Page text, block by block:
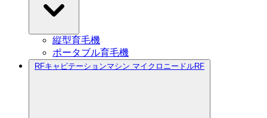
縦型育毛機
ポータブル育毛機
RFキャビテーションマシン マイクロニードルRF